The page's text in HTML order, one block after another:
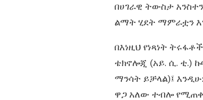
በሀገራዊ ትውስታ
ልማት ሂደት ማምራቷን
በእነዚህ የነጻነት
ቴክኖሎጂ (አይ. ሲ. ቲ.)
ማንሳት ይቻላል)፤
ዋጋ አለው ተብሎ